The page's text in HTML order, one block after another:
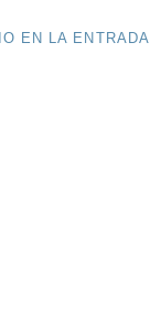
EN LA ENTRADA